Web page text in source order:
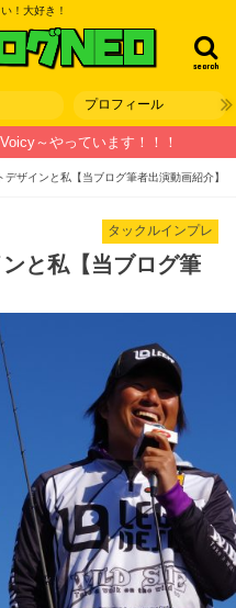
！大好き！
search
プロフィール
～やっています！！！
デザインと私【当ブログ筆者出演動画紹介】
タックルインプレ
と私【当ブログ筆